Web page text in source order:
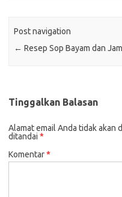
Post navigation
← Resep Sop Bayam dan
Tinggalkan Balasan
Alamat email Anda tidak akan
ditandai *
Komentar*